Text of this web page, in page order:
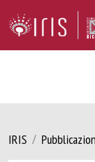
IRIS